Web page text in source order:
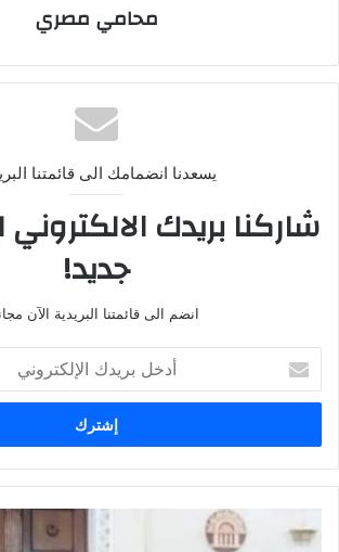
محامي مصري
يسعدنا انضمامك الى قائمتنا
شاركنا بريدك
جديد!
انضم الى قائمتنا البريدية الآن
بريدك
الإلكتروني
القانونية